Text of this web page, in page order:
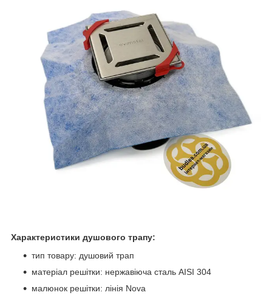
Характеристики душового трапу:
тип товару: душовий трап
матеріал решітки: нержавіюча сталь AISI 304
малюнок решітки: лінія Nova